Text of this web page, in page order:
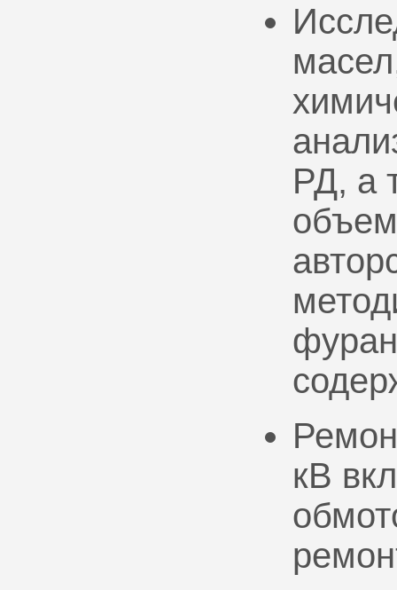
РД, а
кВ